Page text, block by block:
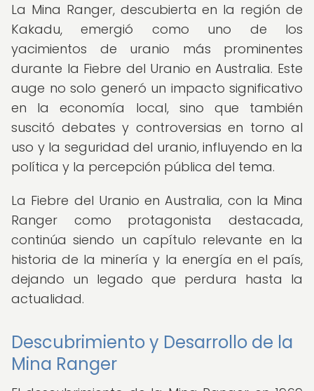
La Mina Ranger, descubierta en la región de
Kakadu, emergió como uno de los
yacimientos de uranio más prominentes
durante la Fiebre del Uranio en Australia. Este
auge no solo generó un impacto significativo
en la economía local, sino que también
suscitó debates y controversias en torno al
uso y la seguridad del uranio, influyendo en la
política y la percepción pública del tema.
La Fiebre del Uranio en Australia, con la Mina
Ranger como protagonista destacada,
continúa siendo un capítulo relevante en la
historia de la minería y la energía en el país,
dejando un legado que perdura hasta la
actualidad.
Descubrimiento y Desarrollo de la
Mina Ranger